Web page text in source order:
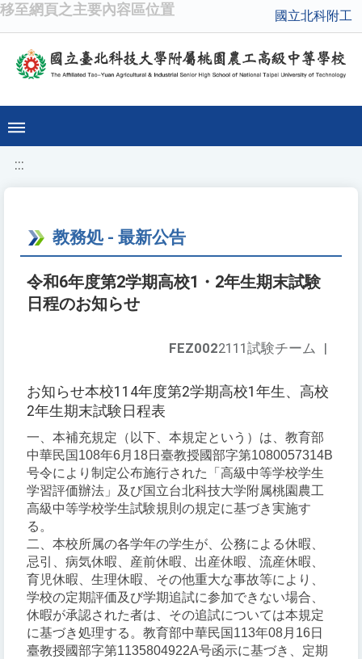
移至網頁之主要內容區位置 國立北科附工
:::
教務処 - 最新公告
令和6年度第2学期高校1・2年生期末試験
日程のお知らせ
FEZ0022111試験チーム |
お知らせ本校114年度第2学期高校1年生、高校
2年生期末試験日程表
一、本補充規定（以下、本規定という）は、教育部
中華民国108年6月18日臺教授國部字第1080057314B
号令により制定公布施行された「高級中等学校学生
学習評価辦法」及び国立台北科技大学附属桃園農工
高級中等学校学生試験規則の規定に基づき実施す
る。
二、本校所属の各学年の学生が、公務による休暇、
忌引、病気休暇、産前休暇、出産休暇、流産休暇、
育児休暇、生理休暇、その他重大な事故等により、
学校の定期評価及び学期追試に参加できない場合、
休暇が承認された者は、その追試については本規定
に基づき処理する。教育部中華民国113年08月16日
臺教授國部字第1135804922A号函示に基づき、定期